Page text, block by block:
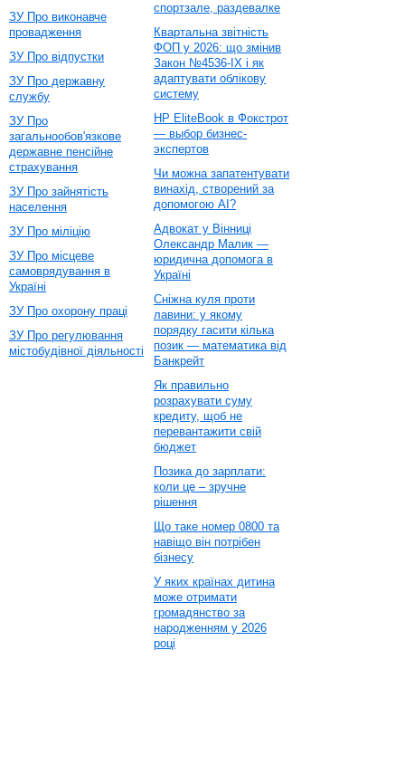
ЗУ Про виконавче
провадження
ЗУ Про відпустки
ЗУ Про державну
службу
ЗУ Про
загальнообов'язкове
державне пенсійне
страхування
ЗУ Про зайнятість
населення
ЗУ Про міліцію
ЗУ Про місцеве
самоврядування в
Україні
ЗУ Про охорону праці
ЗУ Про регулювання
містобудівної діяльності
спортзале, раздевалке
Квартальна звітність
ФОП у 2026: що змінив
Закон №4536-IX і як
адаптувати облікову
систему
HP EliteBook в Фокстрот
— выбор бизнес-
экспертов
Чи можна запатентувати
винахід, створений за
допомогою AI?
Адвокат у Вінниці
Олександр Малик —
юридична допомога в
Україні
Сніжна куля проти
лавини: у якому
порядку гасити кілька
позик — математика від
Банкрейт
Як правильно
розрахувати суму
кредиту, щоб не
перевантажити свій
бюджет
Позика до зарплати:
коли це – зручне
рішення
Що таке номер 0800 та
навіщо він потрібен
бізнесу
У яких країнах дитина
може отримати
громадянство за
народженням у 2026
році